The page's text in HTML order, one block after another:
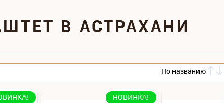
В АСТРАХАНИ
По названию
НОВИНКА!